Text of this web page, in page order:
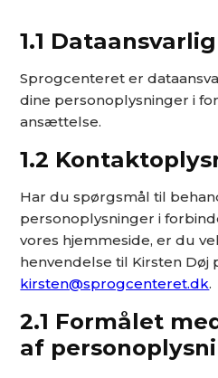
1.1 Dataansvarlig
Sprogcenteret er
dine personoplysninger i
ansættelse.
1.2
Har du spørgsmål til
personoplysninger i
vores hjemmeside, er du
henvendelse til Kirsten Døj
kirsten@sprogcenteret.dk.
2.1 Formålet
af